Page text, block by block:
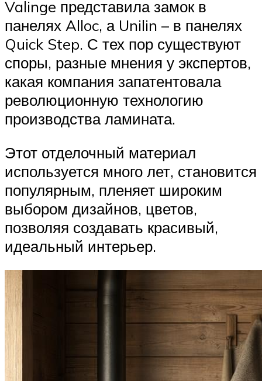
Valinge представила замок в
панелях Alloc, а Unilin – в панелях
Quick Step. С тех пор существуют
споры, разные мнения у экспертов,
какая компания запатентовала
революционную технологию
производства ламината.
Этот отделочный материал
используется много лет, становится
популярным, пленяет широким
выбором дизайнов, цветов,
позволяя создавать красивый,
идеальный интерьер.